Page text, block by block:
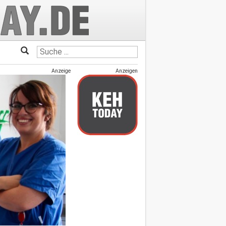
Anzeige Anzeigen